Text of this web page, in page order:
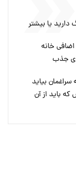
یا بیشتر
راهکار برای جذب
باید از آن